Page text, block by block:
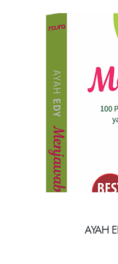
AYAH